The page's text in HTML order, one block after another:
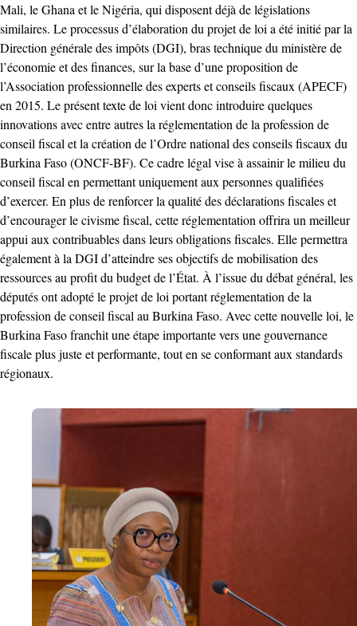
Mali, le Ghana et le Nigéria, qui disposent déjà de législations
similaires. Le processus d’élaboration du projet de loi a été initié par la
Direction générale des impôts (DGI), bras technique du ministère de
l’économie et des finances, sur la base d’une proposition de
l’Association professionnelle des experts et conseils fiscaux (APECF)
en 2015. Le présent texte de loi vient donc introduire quelques
innovations avec entre autres la réglementation de la profession de
conseil fiscal et la création de l’Ordre national des conseils fiscaux du
Burkina Faso (ONCF-BF). Ce cadre légal vise à assainir le milieu du
conseil fiscal en permettant uniquement aux personnes qualifiées
d’exercer. En plus de renforcer la qualité des déclarations fiscales et
d’encourager le civisme fiscal, cette réglementation offrira un meilleur
appui aux contribuables dans leurs obligations fiscales. Elle permettra
également à la DGI d’atteindre ses objectifs de mobilisation des
ressources au profit du budget de l’État. À l’issue du débat général, les
députés ont adopté le projet de loi portant réglementation de la
profession de conseil fiscal au Burkina Faso. Avec cette nouvelle loi, le
Burkina Faso franchit une étape importante vers une gouvernance
fiscale plus juste et performante, tout en se conformant aux standards
régionaux.